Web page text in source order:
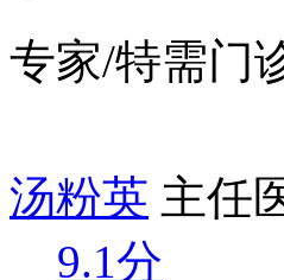
专家/特需门
汤粉英 主任
9.1分